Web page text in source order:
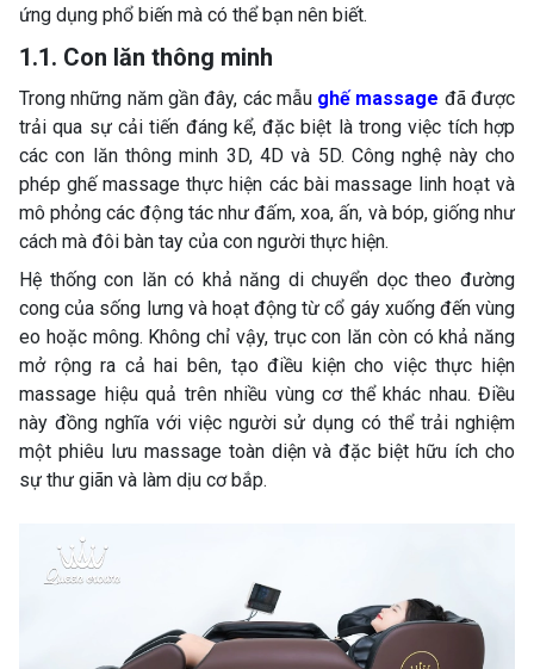
ứng dụng phổ biến mà có thể bạn nên biết.
1.1. Con lăn thông minh
Trong những năm gần đây, các mẫu ghế massage đã được
trải qua sự cải tiến đáng kể, đặc biệt là trong việc tích hợp
các con lăn thông minh 3D, 4D và 5D. Công nghệ này cho
phép ghế massage thực hiện các bài massage linh hoạt và
mô phỏng các động tác như đấm, xoa, ấn, và bóp, giống như
cách mà đôi bàn tay của con người thực hiện.
Hệ thống con lăn có khả năng di chuyển dọc theo đường
cong của sống lưng và hoạt động từ cổ gáy xuống đến vùng
eo hoặc mông. Không chỉ vậy, trục con lăn còn có khả năng
mở rộng ra cả hai bên, tạo điều kiện cho việc thực hiện
massage hiệu quả trên nhiều vùng cơ thể khác nhau. Điều
này đồng nghĩa với việc người sử dụng có thể trải nghiệm
một phiêu lưu massage toàn diện và đặc biệt hữu ích cho
sự thư giãn và làm dịu cơ bắp.